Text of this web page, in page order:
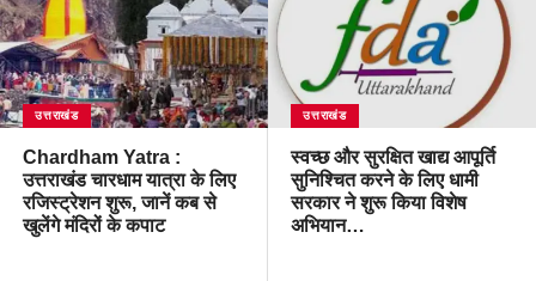
उत्तराखंड
Chardham Yatra :
उत्तराखंड चारधाम यात्रा के लिए
रजिस्ट्रेशन शुरू, जानें कब से
खुलेंगे मंदिरों के कपाट
उत्तराखंड
स्वच्छ और सुरक्षित खाद्य आपूर्ति
सुनिश्चित करने के लिए धामी
सरकार ने शुरू किया विशेष
अभियान…